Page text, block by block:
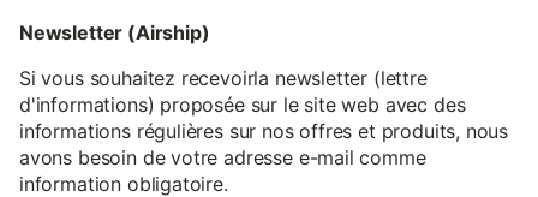
Newsletter (Airship)
Si vous souhaitez recevoirla newsletter (lettre
d'informations) proposée sur le site web avec des
informations régulières sur nos offres et produits, nous
avons besoin de votre adresse e-mail comme
information obligatoire.